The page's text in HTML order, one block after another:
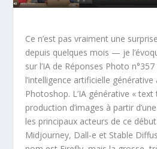
Ce n’est pas vraiment une
depuis quelques mois — je
sur l’IA de Réponses Photo
l’intelligence artificielle générative
Photoshop. L’IA générative « text
production d’images à partir
les principaux acteurs de ce
Midjourney, Dall-e et Stable